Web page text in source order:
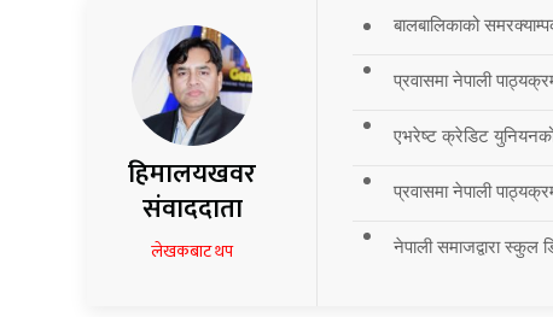
हिमालयखवर
संवाददाता
लेखकबाट थप
बालबालिकाको
प्रवासमा नेपाली
एभरेष्ट क्रेडिट
प्रवासमा नेपाली
नेपाली समाजद्वारा